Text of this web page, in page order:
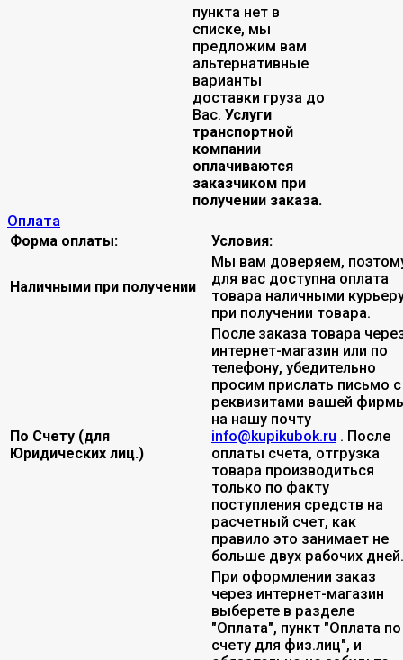
пункта нет в
списке, мы
предложим вам
альтернативные
варианты
доставки груза до
Вас. Услуги
транспортной
компании
оплачиваются
заказчиком при
получении заказа.
Оплата
Форма оплаты: Условия:
Наличными при получении
Мы вам доверяем,
для вас доступна оплата
товара наличными
при получении товара.
По Счету (для
Юридических лиц.)
После заказа товара
интернет-магазин или по
телефону, убедительно
просим прислать письмо с
реквизитами вашей
на нашу почту
info@kupikubok.ru . После
оплаты счета, отгрузка
товара производиться
только по факту
поступления средств на
расчетный счет, как
правило это занимает не
больше двух рабочих дней.
При оформлении заказ
через интернет-магазин
выберете в разделе
"Оплата", пункт "Оплата по
счету для физ.лиц", и